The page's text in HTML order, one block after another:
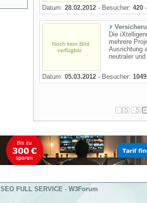
Datum: 28.02.2012 - Besucher: 420
Die
mehrere
Ausrichtung
neutraler
Datum: 05.03.2012 - Besucher: 1049
SEO FULL SERVICE - W3Forum